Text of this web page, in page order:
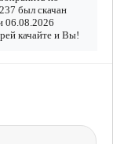
был скачан
06.08.2026
качайте и Вы!